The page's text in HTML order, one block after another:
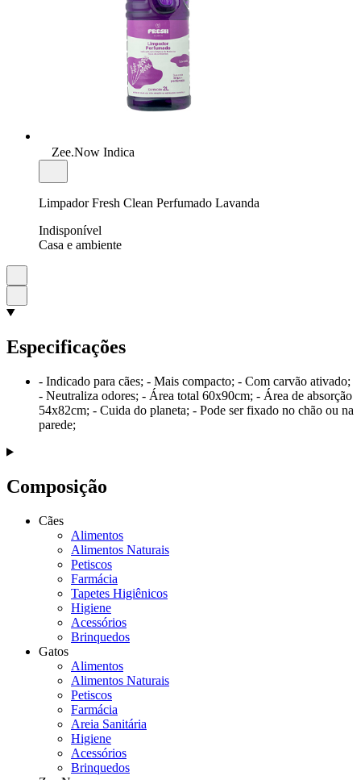
Zee.Now Indica
Limpador Fresh Clean Perfumado Lavanda
Indisponível
Casa e ambiente
Especificações
- Indicado para cães; - Mais compacto; - Com carvão ativado;
- Neutraliza odores; - Área total 60x90cm; - Área de absorção
54x82cm; - Cuida do planeta; - Pode ser fixado no chão ou na
parede;
Composição
Cães
Alimentos
Alimentos Naturais
Petiscos
Farmácia
Tapetes Higiênicos
Higiene
Acessórios
Brinquedos
Gatos
Alimentos
Alimentos Naturais
Petiscos
Farmácia
Areia Sanitária
Higiene
Acessórios
Brinquedos